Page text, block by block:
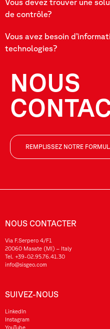
Vous devez trouver une
de contrôle?
Vous avez besoin
technologies?
NOUS
REMPLISSEZ NOTRE
NOUS CONTACTER
Via F.Serpero 4/F1
20060 Masate (MI) – Italy
Tel. +39-02.95.76.41.30
info@sisgeo.com
SUIVEZ-NOUS
LinkedIn
Instagram
YouTube